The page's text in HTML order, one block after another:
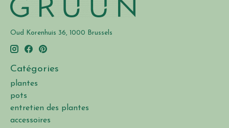
Oud Korenhuis 36, 1000 Brussels
Catégories
plantes
pots
entretien des plantes
accessoires